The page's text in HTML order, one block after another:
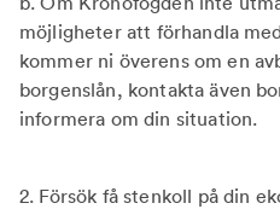
möjligheter att förhandla
kommer ni överens om en
borgenslån, kontakta även
informera om din situation.
2. Försök få stenkoll på din